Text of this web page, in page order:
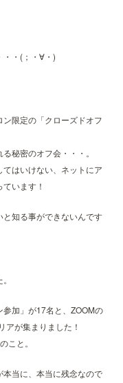
・・(；・∀・)
限定の「クローズドオフ
秘密のオフ会・・・。
はいけない、ネットにア
います！
知る事ができないんです
加」が17名と、ZOOMの
アが集まりました！
こと。
当に、本当に残念なので